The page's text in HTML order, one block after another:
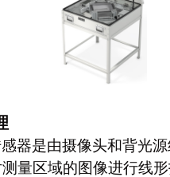
器是由摄像头和背光
量区域的图像进行线